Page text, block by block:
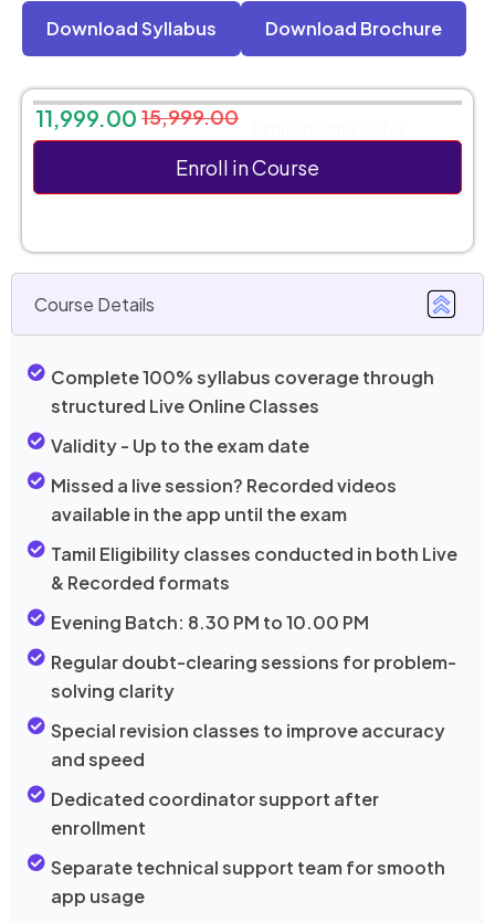
Download Syllabus Download Brochure
15,999.00
11,999.00
Enroll in Course
Course Details
Complete 100% syllabus coverage through
structured Live Online Classes
Validity - Up to the exam date
Missed a live session? Recorded videos
available in the app until the exam
Tamil Eligibility classes conducted in both Live
& Recorded formats
Evening Batch: 8.30 PM to 10.00 PM
Regular doubt-clearing sessions for problem-
solving clarity
Special revision classes to improve accuracy
and speed
Dedicated coordinator support after
enrollment
Separate technical support team for smooth
app usage